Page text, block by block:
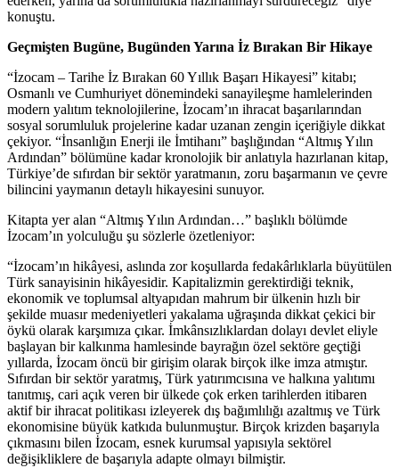
konuştu.
Geçmişten Bugüne, Bugünden Yarına İz Bırakan Bir Hikaye
“İzocam – Tarihe İz Bırakan 60 Yıllık Başarı Hikayesi” kitabı;
Osmanlı ve Cumhuriyet dönemindeki sanayileşme hamlelerinden
modern yalıtım teknolojilerine, İzocam’ın ihracat başarılarından
sosyal sorumluluk projelerine kadar uzanan zengin içeriğiyle dikkat
çekiyor. “İnsanlığın Enerji ile İmtihanı” başlığından “Altmış Yılın
Ardından” bölümüne kadar kronolojik bir anlatıyla hazırlanan kitap,
Türkiye’de sıfırdan bir sektör yaratmanın, zoru başarmanın ve çevre
bilincini yaymanın detaylı hikayesini sunuyor.
Kitapta yer alan “Altmış Yılın Ardından…” başlıklı bölümde
İzocam’ın yolculuğu şu sözlerle özetleniyor:
“İzocam’ın hikâyesi, aslında zor koşullarda fedakârlıklarla büyütülen
Türk sanayisinin hikâyesidir. Kapitalizmin gerektirdiği teknik,
ekonomik ve toplumsal altyapıdan mahrum bir ülkenin hızlı bir
şekilde muasır medeniyetleri yakalama uğraşında dikkat çekici bir
öykü olarak karşımıza çıkar. İmkânsızlıklardan dolayı devlet eliyle
başlayan bir kalkınma hamlesinde bayrağın özel sektöre geçtiği
yıllarda, İzocam öncü bir girişim olarak birçok ilke imza atmıştır.
Sıfırdan bir sektör yaratmış, Türk yatırımcısına ve halkına yalıtımı
tanıtmış, cari açık veren bir ülkede çok erken tarihlerden itibaren
aktif bir ihracat politikası izleyerek dış bağımlılığı azaltmış ve Türk
ekonomisine büyük katkıda bulunmuştur. Birçok krizden başarıyla
çıkmasını bilen İzocam, esnek kurumsal yapısıyla sektörel
değişikliklere de başarıyla adapte olmayı bilmiştir.